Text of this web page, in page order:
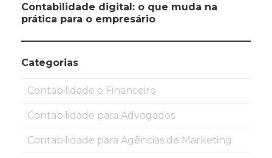
Contabilidade digital: o que muda na
prática para o empresário
Categorias
Contabilidade e Financeiro
Contabilidade para Advogados
Contabilidade para Agências de Marketing